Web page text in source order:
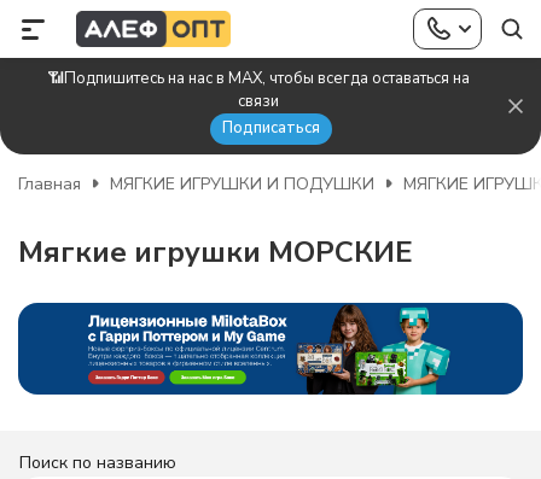
📶Подпишитесь на нас в MAX, чтобы всегда оставаться на
связи
Подписаться
Главная МЯГКИЕ ИГРУШКИ И ПОДУШКИ МЯГКИЕ
Мягкие игрушки МОРСКИЕ
Поиск по названию